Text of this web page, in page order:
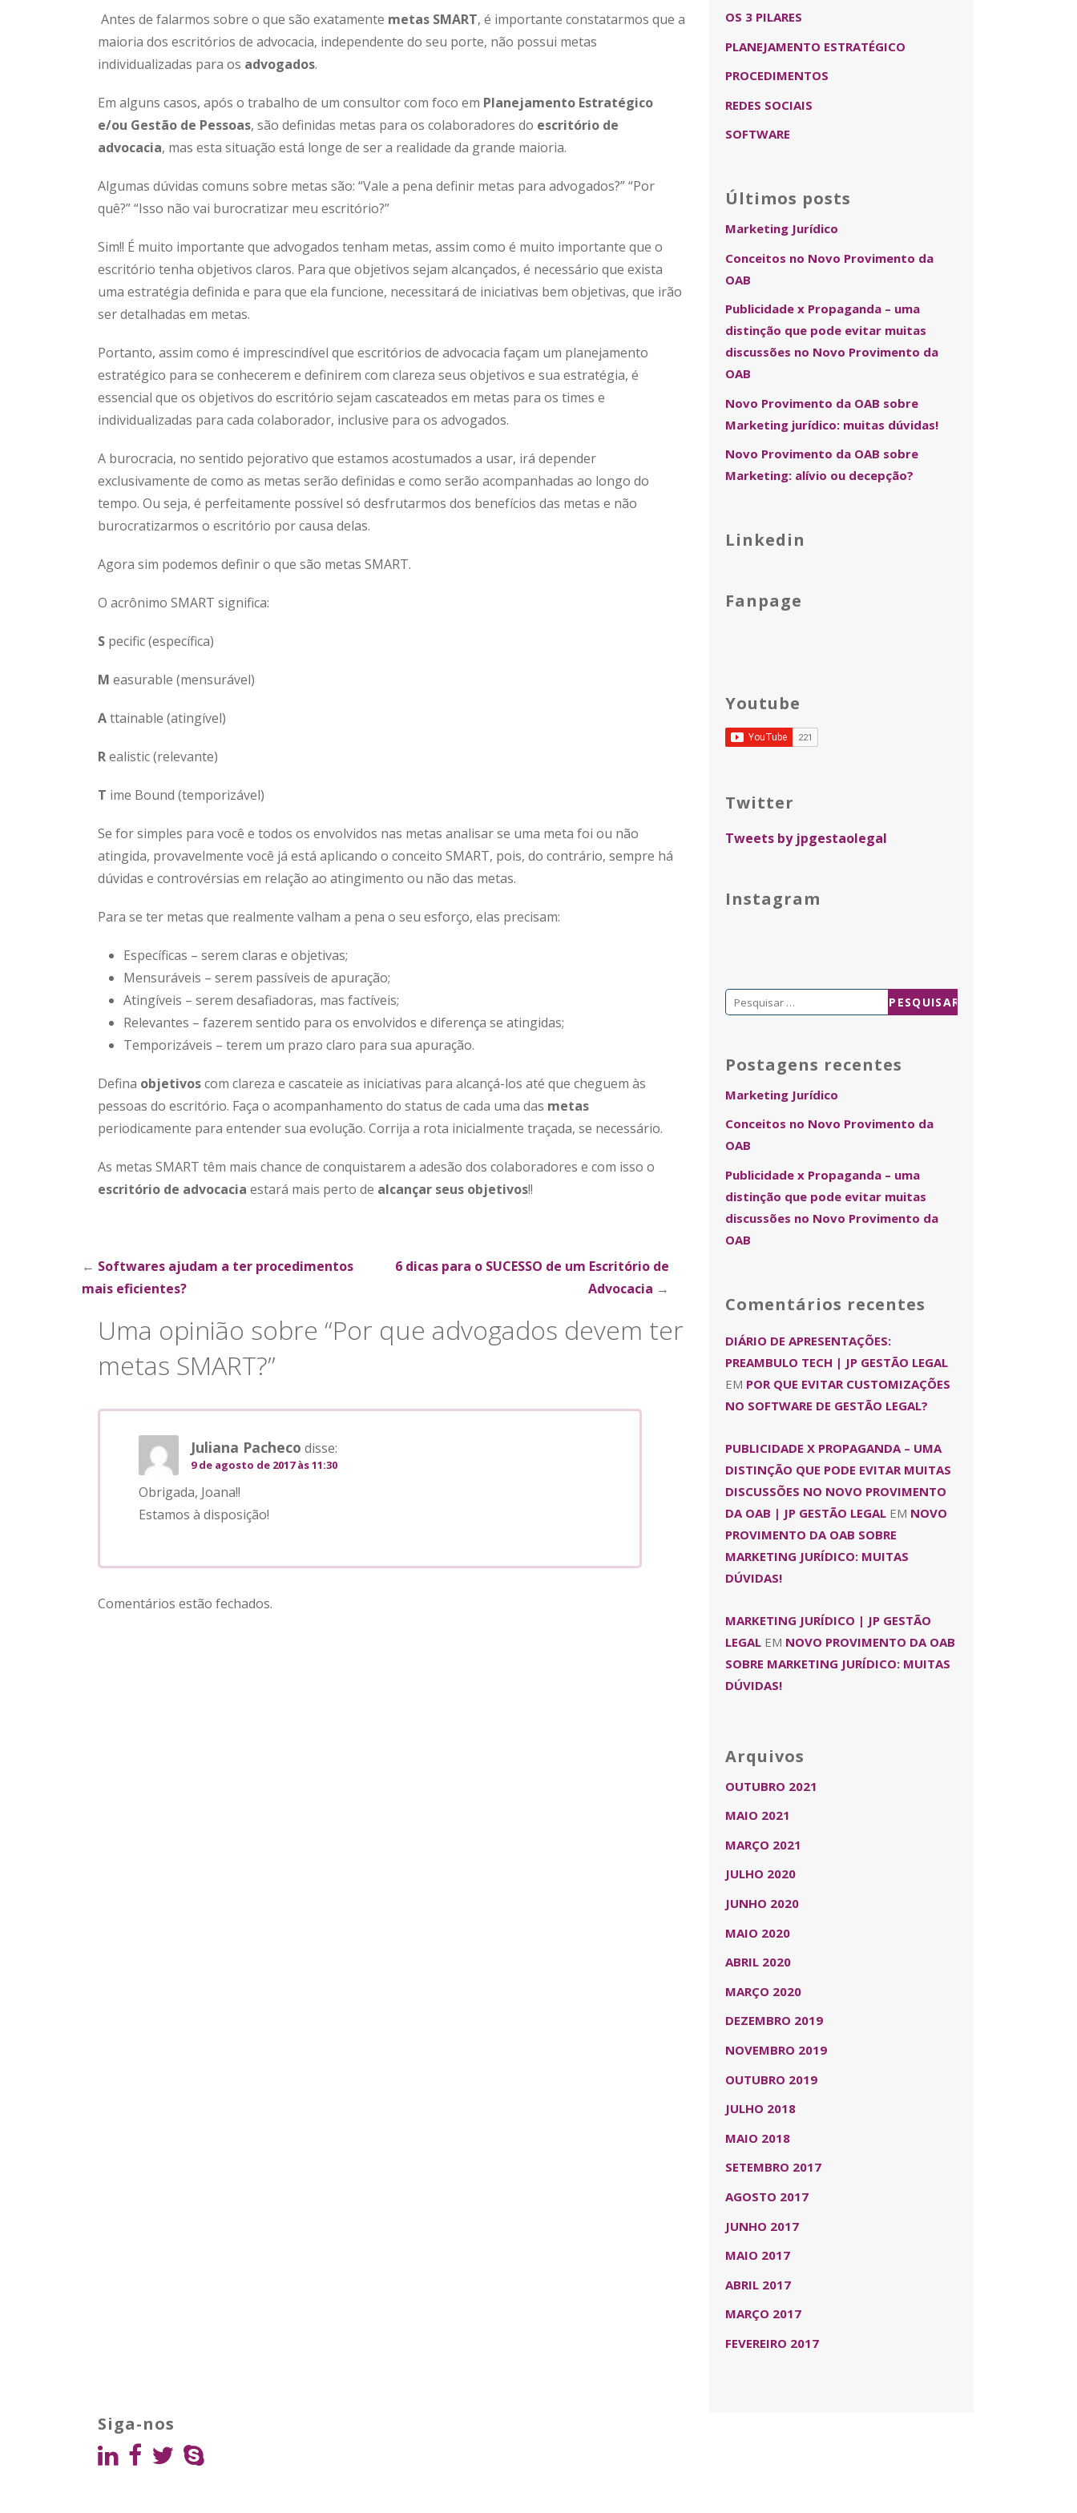
Antes de falarmos sobre o que são exatamente metas SMART, é importante constatarmos que a
maioria dos escritórios de advocacia, independente do seu porte, não possui metas
individualizadas para os advogados.
Em alguns casos, após o trabalho de um consultor com foco em Planejamento Estratégico
e/ou Gestão de Pessoas, são definidas metas para os colaboradores do escritório de
advocacia, mas esta situação está longe de ser a realidade da grande maioria.
Algumas dúvidas comuns sobre metas são: “Vale a pena definir metas para advogados?” “Por
quê?” “Isso não vai burocratizar meu escritório?”
Sim!! É muito importante que advogados tenham metas, assim como é muito importante que o
escritório tenha objetivos claros. Para que objetivos sejam alcançados, é necessário que exista
uma estratégia definida e para que ela funcione, necessitará de iniciativas bem objetivas, que irão
ser detalhadas em metas.
Portanto, assim como é imprescindível que escritórios de advocacia façam um planejamento
estratégico para se conhecerem e definirem com clareza seus objetivos e sua estratégia, é
essencial que os objetivos do escritório sejam cascateados em metas para os times e
individualizadas para cada colaborador, inclusive para os advogados.
A burocracia, no sentido pejorativo que estamos acostumados a usar, irá depender
exclusivamente de como as metas serão definidas e como serão acompanhadas ao longo do
tempo. Ou seja, é perfeitamente possível só desfrutarmos dos benefícios das metas e não
burocratizarmos o escritório por causa delas.
Agora sim podemos definir o que são metas SMART.
O acrônimo SMART significa:
S pecific (específica)
M easurable (mensurável)
Attainable (atingível)
Realistic (relevante)
T ime Bound (temporizável)
Se for simples para você e todos os envolvidos nas metas analisar se uma meta foi ou não
atingida, provavelmente você já está aplicando o conceito SMART, pois, do contrário, sempre há
dúvidas e controvérsias em relação ao atingimento ou não das metas.
Para se ter metas que realmente valham a pena o seu esforço, elas precisam:
Específicas – serem claras e objetivas;
Mensuráveis – serem passíveis de apuração;
Atingíveis – serem desafiadoras, mas factíveis;
Relevantes – fazerem sentido para os envolvidos e diferença se atingidas;
Temporizáveis – terem um prazo claro para sua apuração.
Defina objetivoscom clareza e cascateie as iniciativas para alcançá-los até que cheguem às
pessoas do escritório. Faça o acompanhamento do status de cada uma das metas
periodicamente para entender sua evolução. Corrija a rota inicialmente traçada, se necessário.
As metas SMART têm mais chance de conquistarem a adesão dos colaboradores e com isso o
escritório de advocacia estará mais perto de alcançar seus objetivos!!
Explorar
publicações
← Softwares ajudam a ter procedimentos
mais eficientes?
6 dicas para o SUCESSO de um Escritório de
Advocacia →
Uma opinião sobre “Por que advogados devem ter
metas SMART?”
Juliana Pacheco disse:
9 de agosto de 2017 às 11:30
Obrigada, Joana!!
Estamos à disposição!
Comentários estão fechados.
OS 3 PILARES
PLANEJAMENTO ESTRATÉGICO
PROCEDIMENTOS
REDES SOCIAIS
SOFTWARE
Últimos posts
Marketing Jurídico
Conceitos no Novo Provimento da
OAB
Publicidade x Propaganda – uma
distinção que pode evitar muitas
discussões no Novo Provimento da
OAB
Novo Provimento da OAB sobre
Marketing jurídico: muitas dúvidas!
Novo Provimento da OAB sobre
Marketing: alívio ou decepção?
Linkedin
Fanpage
Youtube
Twitter
Tweets by jpgestaolegal
Instagram
Pesquisar
Postagens recentes
Marketing Jurídico
Conceitos no Novo Provimento da
OAB
Publicidade x Propaganda – uma
distinção que pode evitar muitas
discussões no Novo Provimento da
OAB
Comentários recentes
DIÁRIO DE APRESENTAÇÕES:
PREAMBULO TECH | JP GESTÃO LEGAL
EM POR QUE EVITAR CUSTOMIZAÇÕES
NO SOFTWARE DE GESTÃO LEGAL?
PUBLICIDADE X PROPAGANDA – UMA
DISTINÇÃO QUE PODE EVITAR MUITAS
DISCUSSÕES NO NOVO PROVIMENTO
DA OAB | JP GESTÃO LEGAL EM NOVO
PROVIMENTO DA OAB SOBRE
MARKETING JURÍDICO: MUITAS
DÚVIDAS!
MARKETING JURÍDICO | JP GESTÃO
LEGAL EM NOVO PROVIMENTO DA OAB
SOBRE MARKETING JURÍDICO: MUITAS
DÚVIDAS!
Arquivos
OUTUBRO 2021
MAIO 2021
MARÇO 2021
JULHO 2020
JUNHO 2020
MAIO 2020
ABRIL 2020
MARÇO 2020
DEZEMBRO 2019
NOVEMBRO 2019
OUTUBRO 2019
JULHO 2018
MAIO 2018
SETEMBRO 2017
AGOSTO 2017
JUNHO 2017
MAIO 2017
ABRIL 2017
MARÇO 2017
FEVEREIRO 2017
Siga-nos